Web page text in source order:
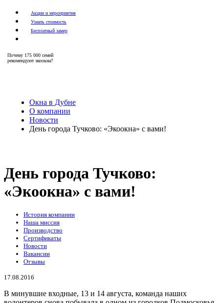
Акции и мероприятия
Узнать стоимость
Бесплатный замер
Почему 175 000 семей
рекомендуют экоокна?
Окна в Дубне
О компании
Новости
День города Тучково: «Экоокна» с вами!
День города Тучково:
«Экоокна» с вами!
История компании
Наша миссия
Производство
Сертификаты
Новости
Вакансии
Отзывы
17.08.2016
В минувшие входные, 13 и 14 августа, команда наших